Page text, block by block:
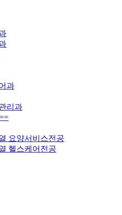
과
리과
요양서비스전공
헬스케어전공